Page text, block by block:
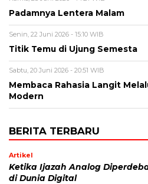
Padamnya Lentera Malam
Senin, 22 Juni 2026 - 15:10 WIB
Titik Temu di Ujung Semesta
Sabtu, 20 Juni 2026 - 20:51 WIB
Membaca Rahasia Langit
Modern
BERITA TERBARU
Artikel
Ketika Ijazah Analog
di Dunia Digital